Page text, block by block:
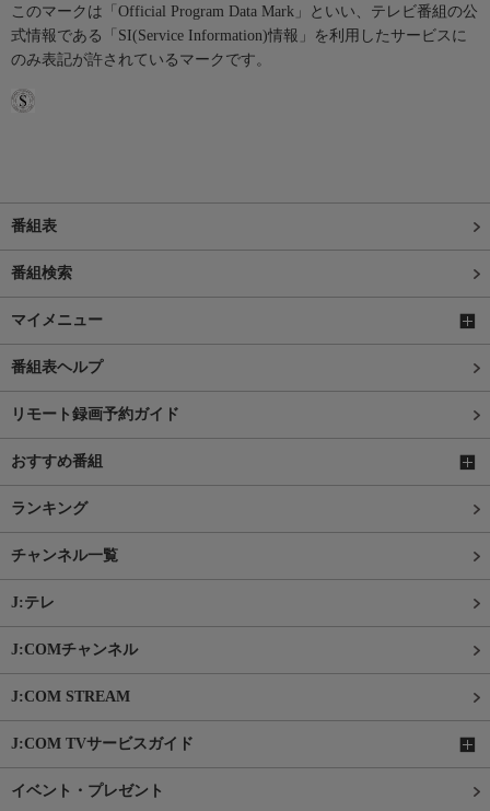
このマークは「Official Program Data Mark」といい、テレビ番組の公
式情報である「SI(Service Information)情報」を利用したサービスに
のみ表記が許されているマークです。
番組表
番組検索
マイメニュー
番組表ヘルプ
リモート録画予約ガイド
おすすめ番組
ランキング
チャンネル一覧
J:テレ
J:COMチャンネル
J:COM STREAM
J:COM TVサービスガイド
イベント・プレゼント